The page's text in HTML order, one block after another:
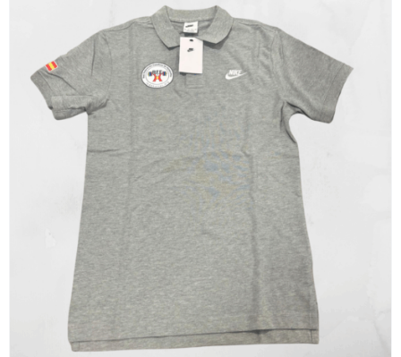
múltiples
variantes.
Las
opciones
pueden
elegir
en
página
de
producto